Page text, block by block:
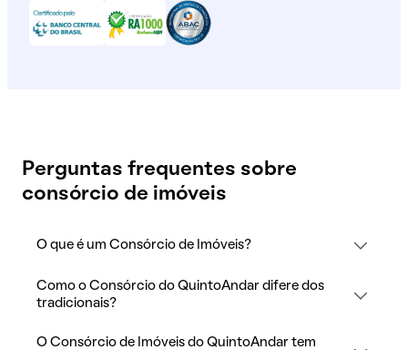
Perguntas frequentes sobre
consórcio de imóveis
O que é um Consórcio de Imóveis?
Como o Consórcio do QuintoAndar difere dos
tradicionais?
O Consórcio de Imóveis do QuintoAndar tem